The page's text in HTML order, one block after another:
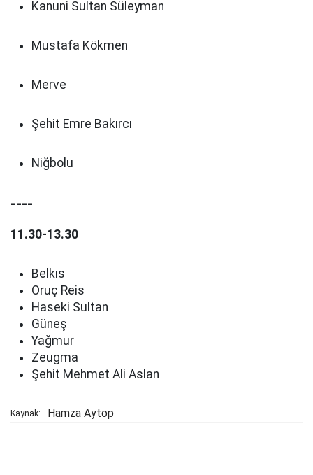
Kanuni Sultan Süleyman
Mustafa Kökmen
Merve
Şehit Emre Bakırcı
Niğbolu
----
11.30-13.30
Belkıs
Oruç Reis
Haseki Sultan
Güneş
Yağmur
Zeugma
Şehit Mehmet Ali Aslan
Kaynak: Hamza Aytop